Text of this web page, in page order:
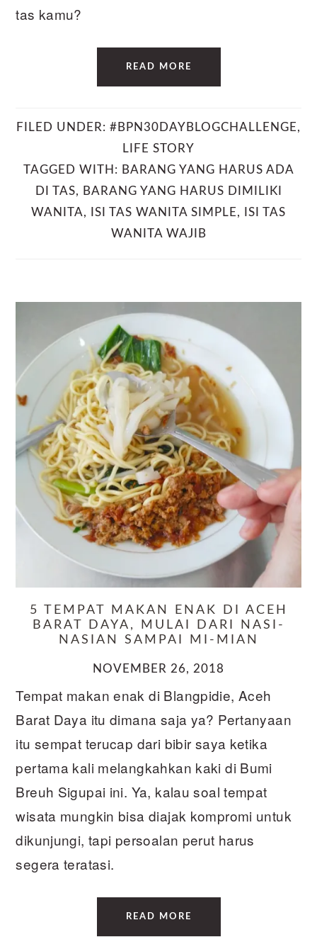
tas kamu?
READ MORE
FILED UNDER: #BPN30DAYBLOGCHALLENGE,
LIFE STORY
TAGGED WITH: BARANG YANG HARUS ADA
DI TAS, BARANG YANG HARUS DIMILIKI
WANITA, ISI TAS WANITA SIMPLE,
ISI TAS
WANITA WAJIB
5 TEMPAT MAKAN ENAK DI ACEH
BARAT DAYA, MULAI DARI NASI-
NASIAN SAMPAI MI-MIAN
NOVEMBER 26, 2018
Tempat makan enak di Blangpidie, Aceh
Barat Daya itu dimana saja ya? Pertanyaan
itu sempat terucap dari bibir saya ketika
pertama kali melangkahkan kaki di Bumi
Breuh Sigupai ini. Ya, kalau soal tempat
wisata mungkin bisa diajak kompromi untuk
dikunjungi, tapi persoalan perut harus
segera teratasi.
READ MORE